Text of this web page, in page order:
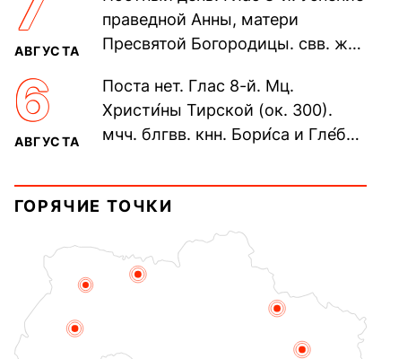
пещерах...
АВГУСТА
праведной Анны, матери
Пресвятой Богородицы. свв. жен
прп. Евпракси́и девы,...
6
АВГУСТА
Поста нет. Глас 8-й. Мц.
Христи́ны Тирской (ок. 300).
мчч. блгвв. кнн. Бори́са и Гле́ба,
Дави́да (1015). Прп....
ГОРЯЧИЕ ТОЧКИ